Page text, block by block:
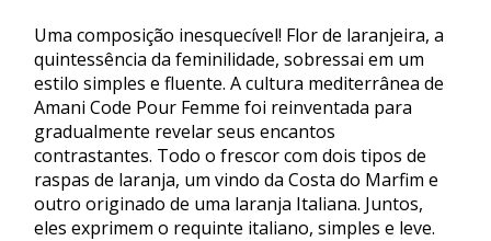
Uma composição inesquecível! Flor de laranjeira, a
quintessência da feminilidade, sobressai em um
estilo simples e fluente. A cultura mediterrânea de
Amani Code Pour Femme foi reinventada para
gradualmente revelar seus encantos
contrastantes. Todo o frescor com dois tipos de
raspas de laranja, um vindo da Costa do Marfim e
outro originado de uma laranja Italiana. Juntos,
eles exprimem o requinte italiano, simples e leve.